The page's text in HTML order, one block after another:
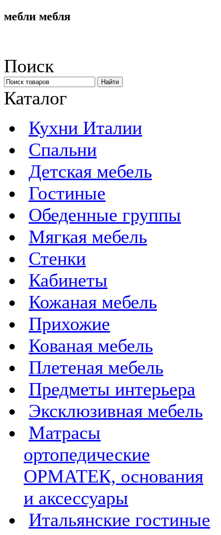
мебли мебля
Поиск
Каталог
Кухни Италии
Спальни
Детская мебель
Гостиные
Обеденные группы
Мягкая мебель
Стенки
Кабинеты
Кожаная мебель
Прихожие
Кованая мебель
Плетеная мебель
Предметы интерьера
Эксклюзивная мебель
Матрасы
ортопедические
ОРМАТЕК, основания
и аксессуары
Итальянские гостиные